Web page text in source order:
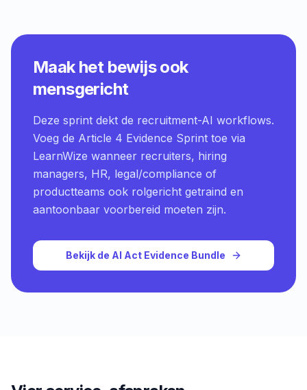
Maak het bewijs ook
mensgericht
Deze sprint dekt de recruitment-AI workflows.
Voeg de Article 4 Evidence Sprint toe via
LearnWize wanneer recruiters, hiring
managers, HR, legal/compliance of
productteams ook rolgericht getraind en
aantoonbaar voorbereid moeten zijn.
Bekijk de AI Act Evidence Bundle